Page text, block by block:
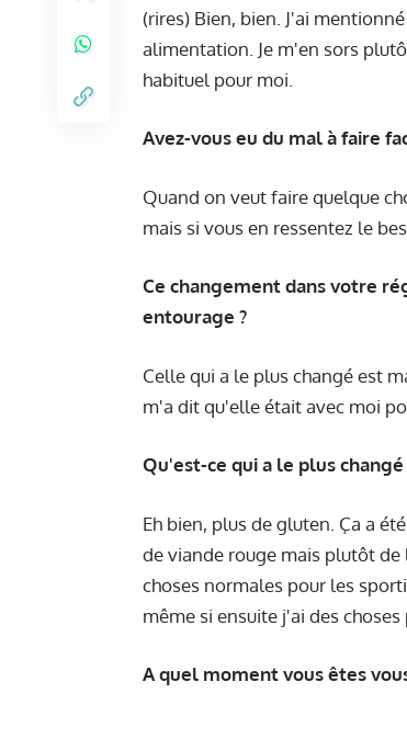
(rires) Bien, bien. J'ai
alimentation. Je m'en sors
habituel pour moi.
Avez-vous eu du mal à faire
Quand on veut faire quelque
mais si vous en ressentez le
Ce changement dans votre
entourage ?
Celle qui a le plus changé est
m'a dit qu'elle était avec moi
Qu'est-ce qui a le plus
Eh bien, plus de gluten. Ça a
de viande rouge mais plutôt
choses normales pour les
même si ensuite j'ai des
A quel moment vous êtes